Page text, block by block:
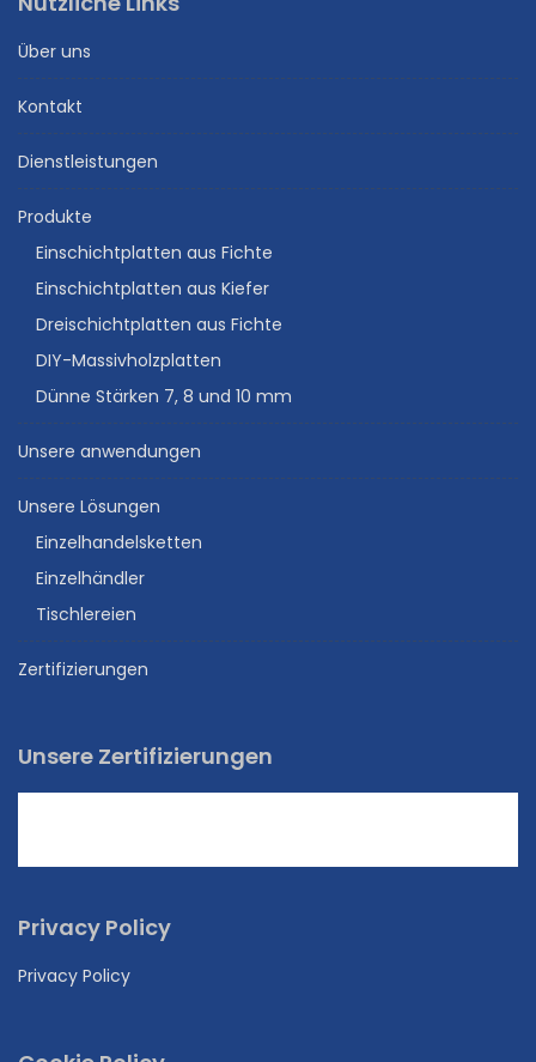
Über uns
Kontakt
Dienstleistungen
Produkte
Einschichtplatten aus Fichte
Einschichtplatten aus Kiefer
Dreischichtplatten aus Fichte
DIY-Massivholzplatten
Dünne Stärken 7, 8 und 10 mm
Unsere anwendungen
Unsere Lösungen
Einzelhandelsketten
Einzelhändler
Tischlereien
Zertifizierungen
Unsere Zertifizierungen
Privacy Policy
Privacy Policy